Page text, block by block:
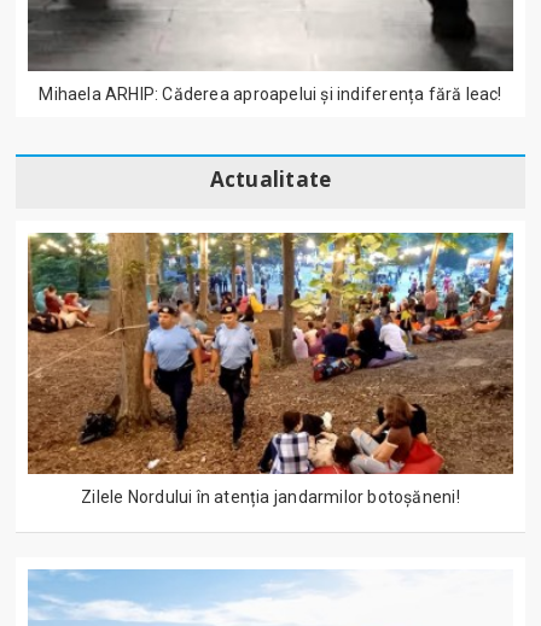
Mihaela ARHIP: Căderea aproapelui și indiferența fără leac!
Actualitate
Zilele Nordului în atenția jandarmilor botoșăneni!